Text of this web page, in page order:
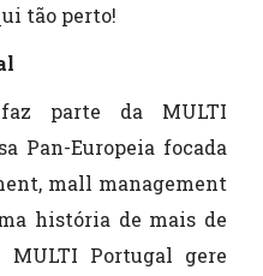
tão perto!
parte da MULTI
Pan-Europeia focada
mall management
história de mais de
MULTI Portugal gere